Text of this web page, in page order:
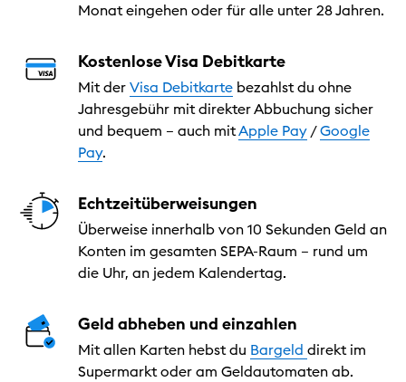
Monat eingehen oder für alle unter 28 Jahren.
Kostenlose Visa Debitkarte
Mit der Visa Debitkarte bezahlst du ohne
Jahresgebühr mit direkter Abbuchung sicher
und bequem – auch mitApple Pay /Google
Pay.
Echtzeitüberweisungen
Überweise innerhalb von 10 Sekunden Geld an
Konten im gesamten SEPA-Raum – rund um
die Uhr, an jedem Kalendertag.
Geld abheben und einzahlen
Mit allen Karten hebst du Bargeld direkt im
Supermarkt oder am Geldautomaten ab.